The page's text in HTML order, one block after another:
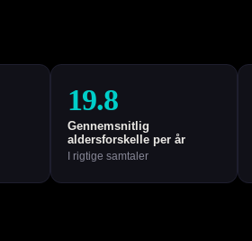
19.8
Gennemsnitlig
aldersforskelle per år
I rigtige samtaler